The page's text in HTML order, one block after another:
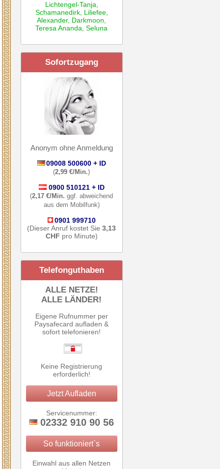
Lichtengel-Tanja
Schamanedirk Liliefee
Alexander, Darkmoon
Teresa Ananda ,Seluna
Sofortzugang
Anonym ohne Anmeldung
09008 500600 + ID
(2,99 €/Min.)
0900 510121 + ID
(2,17 €/Min. ggf. abweichend
aus dem Mobilfunk)
0901 999710
(Dieser Anruf kostet Sie3,13
CHF pro Minute)
Telefonguthaben
ALLE NETZE!
ALLE LÄNDER!
Eigene Rufnummer per
Paysafecard aufladen &
sofort telefonieren!
Keine Registrierung
erforderlich!
Jetzt Aufladen
Servicenummer:
02332 910 90 56
So funktioniert`s
Einwahl aus allen Netzen